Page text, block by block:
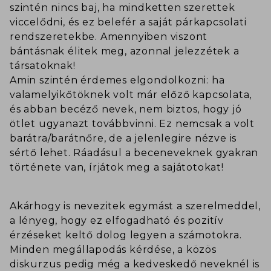
szintén nincs baj, ha mindketten szerettek
viccelődni, és ez belefér a saját párkapcsolati
rendszeretekbe. Amennyiben viszont
bántásnak élitek meg, azonnal jelezzétek a
társatoknak!
Amin szintén érdemes elgondolkozni: ha
valamelyikőtöknek volt már előző kapcsolata,
és abban becéző nevek, nem biztos, hogy jó
ötlet ugyanazt továbbvinni. Ez nemcsak a volt
barátra/barátnőre, de a jelenlegire nézve is
sértő lehet. Ráadásul a beceneveknek gyakran
története van, írjátok meg a sajátotokat!
Akárhogy is nevezitek egymást a szerelmeddel,
a lényeg, hogy ez elfogadható és pozitív
érzéseket keltő dolog legyen a számotokra.
Minden megállapodás kérdése, a közös
diskurzus pedig még a kedveskedő neveknél is